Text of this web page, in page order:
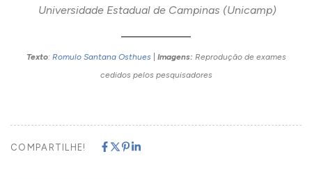
Universidade Estadual de Campinas (Unicamp)
Texto: Romulo Santana Osthues| Imagens: Reprodução de exames
cedidos pelos pesquisadores
COMPARTILHE!